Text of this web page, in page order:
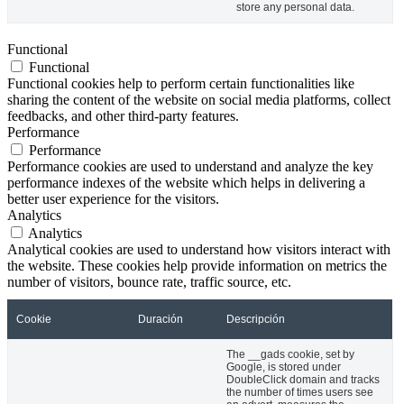
store any personal data.
Functional
Functional
Functional cookies help to perform certain functionalities like
sharing the content of the website on social media platforms, collect
feedbacks, and other third-party features.
Performance
Performance
Performance cookies are used to understand and analyze the key
performance indexes of the website which helps in delivering a
better user experience for the visitors.
Analytics
Analytics
Analytical cookies are used to understand how visitors interact with
the website. These cookies help provide information on metrics the
number of visitors, bounce rate, traffic source, etc.
Cookie Duración Descripción
The __gads cookie, set by
Google, is stored under
DoubleClick domain and tracks
the number of times users see